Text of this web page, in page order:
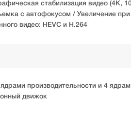
стабилизация видео (4K,
с автофокусом / Увеличение при
видео: HEVC и H.264
производительности и 4
движок